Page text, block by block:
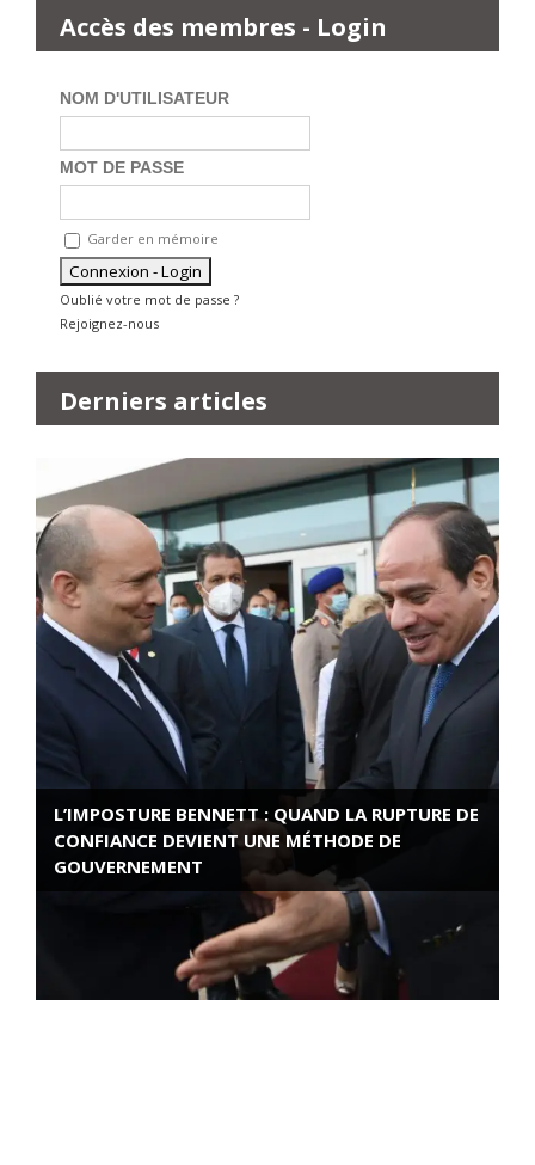
Accès des membres - Login
NOM D'UTILISATEUR
MOT DE PASSE
Garder en mémoire
Oublié votre mot de passe ?
Rejoignez-nous
Derniers articles
L’IMPOSTURE BENNETT : QUAND LA RUPTURE DE
CONFIANCE DEVIENT UNE MÉTHODE DE
GOUVERNEMENT
ROSE VALLAND, HEROÏNE DE LA RESISTANCE